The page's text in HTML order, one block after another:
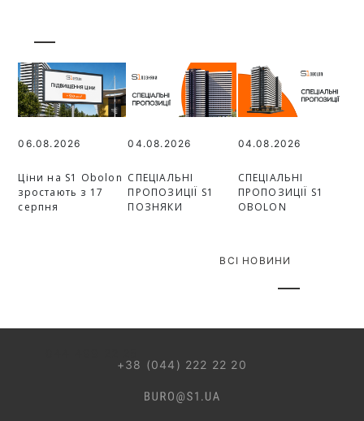
06.08.2026
Ціни на S1 Obolon
зростають з 17
серпня
04.08.2026
СПЕЦІАЛЬНІ
ПРОПОЗИЦІЇ S1
ПОЗНЯКИ
04.08.2026
СПЕЦІАЛЬНІ
ПРОПОЗИЦІЇ S1
OBOLON
ВСІ НОВИНИ
+38 (044) 222 22 20